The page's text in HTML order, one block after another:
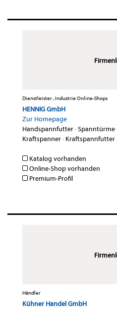
Dienstleister , Industrie Online-Shops
HENNIG GmbH
Zur Homepage
Handspannfutter·Spanntürme
Kraftspanner· Kraftspannfutter
Katalog vorhanden
Online-Shop vorhanden
Premium-Profil
Händler
Kühner Handel GmbH